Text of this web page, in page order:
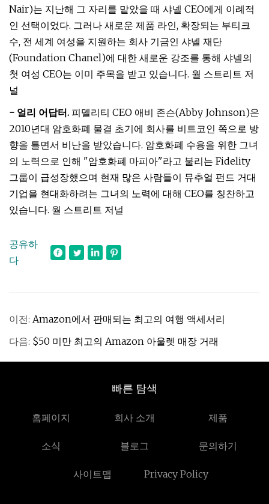
Nair)는 지난해 그 자리를 맡았을 때 샤넬 CEO에게 이례적
인 선택이었다. 그러나 새로운 제품 라인, 확장되는 부티크
수, 전 세계 여성을 지원하는 회사 기금인 샤넬 재단
(Foundation Chanel)에 대한 새로운 강조를 통해 샤넬의
첫 여성 CEO는 이미 주목을 받고 있습니다. 월 스트리트 저
널
- 얼리 어답터. 피델리티 CEO 애비 존슨(Abby Johnson)은
2010년대 암호화폐 물결 초기에 회사를 비트코인 ​​쪽으로 방
향을 틀면서 비난을 받았습니다. 암호화폐 수용을 위한 그녀
의 노력으로 인해 "암호화폐 마피아"라고 불리는 Fidelity
그룹이 급성장했으며 현재 많은 사람들이 뮤추얼 펀드 거대
기업을 현대화하려는 그녀의 노력에 대해 CEO를 칭찬하고
있습니다. 월 스트리트 저널
공유하
다
이전: Amazon에서 판매되는 최고의 여행 액세서리
다음: $50 미만 최고의 Amazon 아울렛 매장 거래
빠른 탐색
홈페이지 회사 소개 제품
소식 블로그 문의하기
사이트맵 Privacy Policy